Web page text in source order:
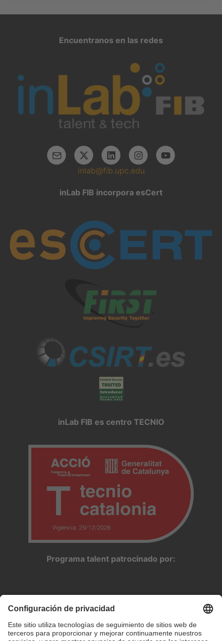
Encuentranos en las redes
inlab@fib.upc.edu
inLab FIB incorpora esCert
inLab FIB es centro TECNIO
Programa talent patrocinado por: